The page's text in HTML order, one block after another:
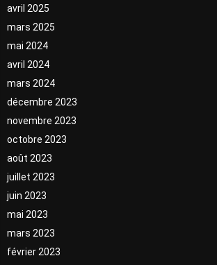
avril 2025
mars 2025
mai 2024
avril 2024
mars 2024
décembre 2023
novembre 2023
octobre 2023
août 2023
juillet 2023
juin 2023
mai 2023
mars 2023
février 2023